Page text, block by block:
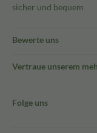
sicher und bequem
Bewerte uns
Vertraue unserem
Folge uns